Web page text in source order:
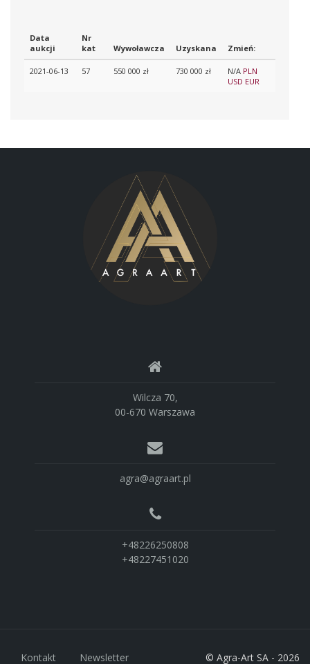
Data
aukcji
Nr
kat
Wywoławcza Uzyskana Zmień:
2021-06-13 57 550 000 zł 730 000 zł N/A PLN
USD EUR
Wilcza 70,
00-670 Warszawa
agra@agraart.pl
+48226250808
+48227451020
Kontakt Newsletter © Agra-Art SA - 2026